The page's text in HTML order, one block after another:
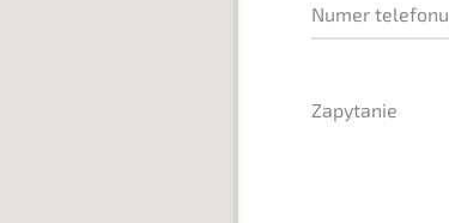
Numer telefonu
Zapytanie